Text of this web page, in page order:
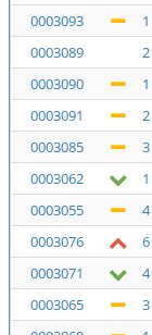
0003093
1
0003089
2
0003090
1
0003091
2
0003085
3
0003062
1
0003055
4
0003076
6
0003071
4
0003065
3